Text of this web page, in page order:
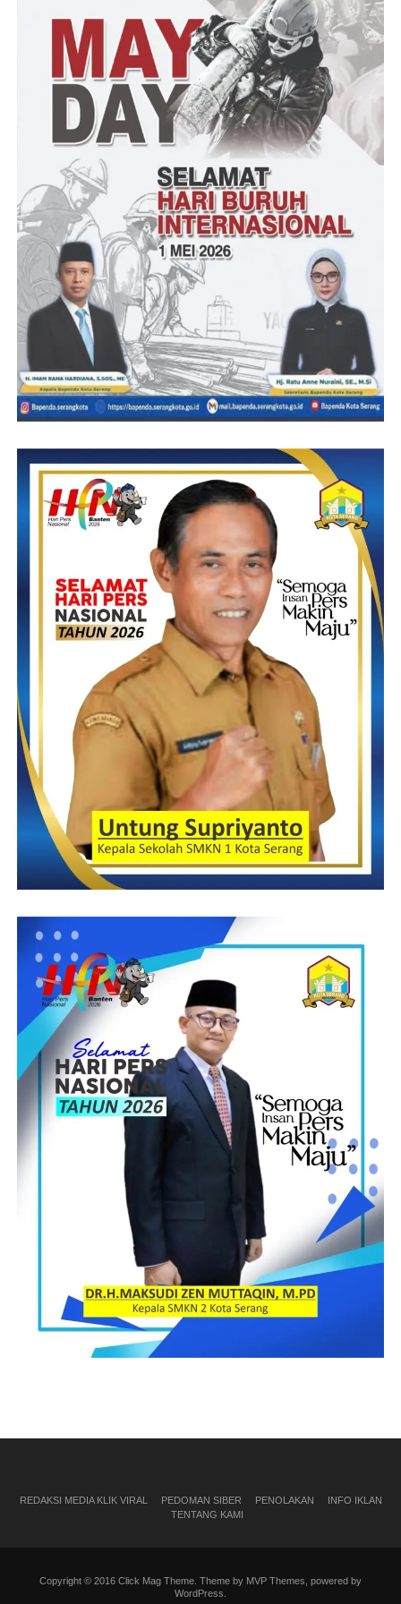
” ya, hasil audien kami dengan pihak perusahaan sementara ini
menurut kami kurang puas, sebab Dinas LH Kabupaten
Pandeglang seolah hanya memberikan wejangan saja dan bukan
mencari solusi perihal keresahan warga yang terdampak akibat
aktivitas tambang galian C yang ada di wilayah desa Cibitung,”
Pungkasnya
(YEN/RG)
Post Views: 17
REDAKSI MEDIA KLIK VIRAL PEDOMAN SIBER PENOLAKAN
INFO IKLAN
TENTANG KAMI
Copyright © 2016 Click Mag Theme. Theme by MVP Themes, powered by
WordPress.